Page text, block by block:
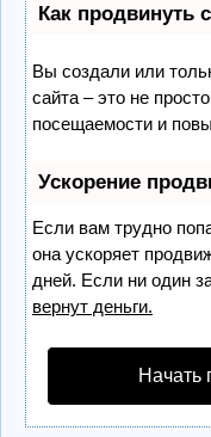
Как продвинуть
Вы создали или
сайта – это не
посещаемости и
Ускорение
Если вам трудно
она ускоряет
дней. Если ни один
вернут деньги.
Начать